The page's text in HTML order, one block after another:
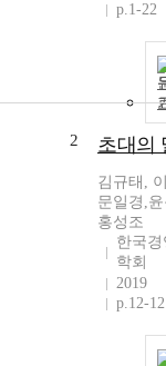
p.1-22
2 초대의
김규태,
문일경,
홍성조
한국
학회
2019
p.12-12